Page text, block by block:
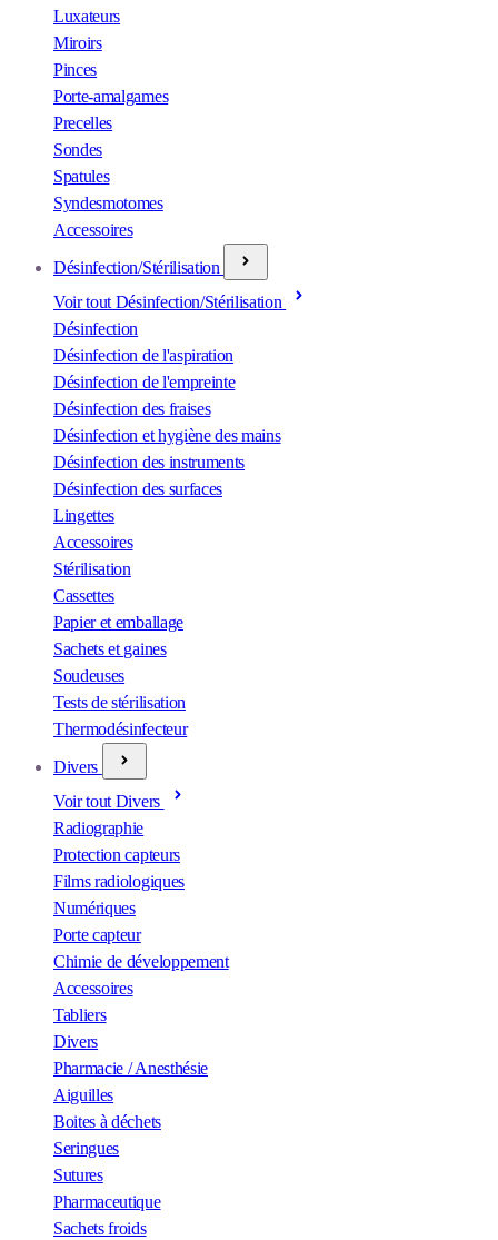
Luxateurs
Miroirs
Pinces
Porte-amalgames
Precelles
Sondes
Spatules
Syndesmotomes
Accessoires
Désinfection/Stérilisation
Voir tout Désinfection/Stérilisation
Désinfection
Désinfection de l'aspiration
Désinfection de l'empreinte
Désinfection des fraises
Désinfection et hygiène des mains
Désinfection des instruments
Désinfection des surfaces
Lingettes
Accessoires
Stérilisation
Cassettes
Papier et emballage
Sachets et gaines
Soudeuses
Tests de stérilisation
Thermodésinfecteur
Divers
Voir tout Divers
Radiographie
Protection capteurs
Films radiologiques
Numériques
Porte capteur
Chimie de développement
Accessoires
Tabliers
Divers
Pharmacie / Anesthésie
Aiguilles
Boites à déchets
Seringues
Sutures
Pharmaceutique
Sachets froids